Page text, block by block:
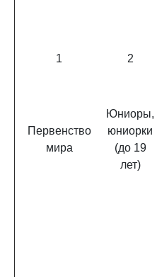
1 2
Первенство
мира
Юниоры,
юниорки
(до 19
лет)